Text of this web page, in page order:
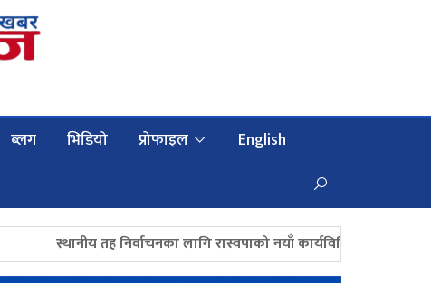
ब्लग भिडियो प्रोफाइल English
स्थानीय तह निर्वाचनका लागि रास्वपाको नयाँ कार्यविधि, उम्मेदवार छनोटमा